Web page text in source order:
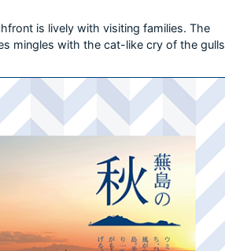
is lively with visiting families. The
mingles with the cat-like cry of the gulls